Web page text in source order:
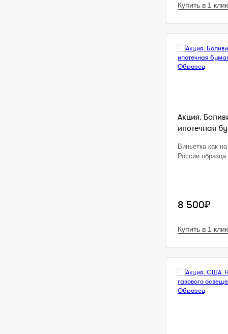
Купить в 1 клик
Акция.
ипотечная
Виньетка как
России образца
8 500₽
Купить в 1 клик